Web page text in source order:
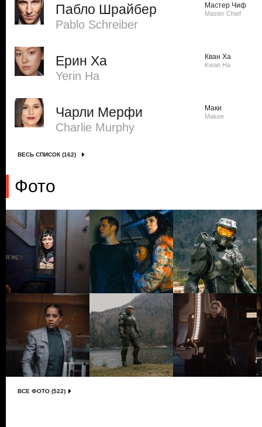
Пабло Шрайбер
Pablo Schreiber
Мастер Чиф
Master Chief
Ерин Ха
Yerin Ha
Кван Ха
Kwan Ha
Чарли Мерфи
Charlie Murphy
Маки
Makee
ВЕСЬ СПИСОК (162)
Фото
ВСЕ ФОТО (522)